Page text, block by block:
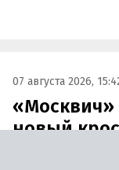
07 августа 2026,
«Москвич»
новый